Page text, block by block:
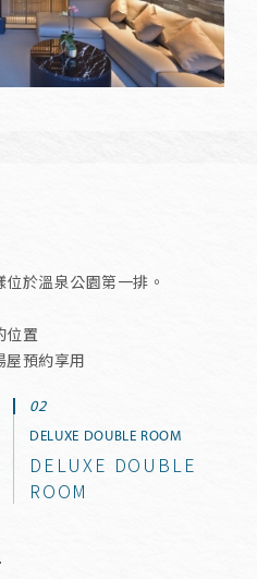
於溫泉公園第一排。
位置
屋預約享用
DELUXE DOUBLE ROOM
DELUXE DOUBLE
ROOM